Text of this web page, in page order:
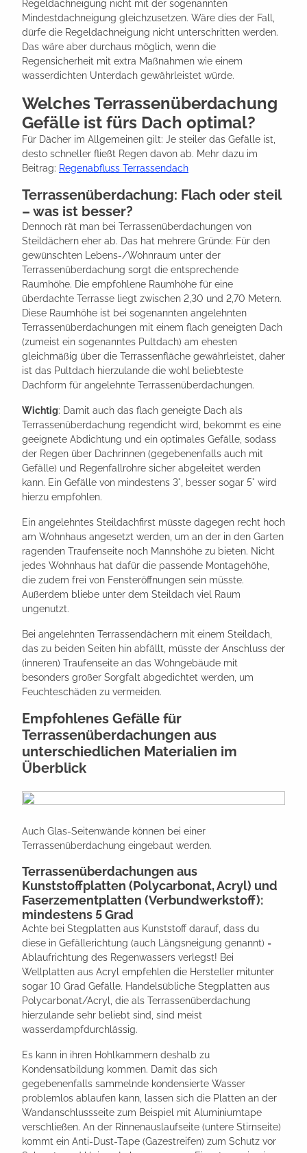
Regeldachneigung nicht mit der sogenannten
Mindestdachneigung gleichzusetzen. Wäre dies der Fall,
dürfe die Regeldachneigung nicht unterschritten werden.
Das wäre aber durchaus möglich, wenn die
Regensicherheit mit extra Maßnahmen wie einem
wasserdichten Unterdach gewährleistet würde.
Welches Terrassenüberdachung
Gefälle ist fürs Dach optimal?
Für Dächer im Allgemeinen gilt: Je steiler das Gefälle ist,
desto schneller fließt Regen davon ab. Mehr dazu im
Beitrag: Regenabfluss Terrassendach
Terrassenüberdachung: Flach oder steil
– was ist besser?
Dennoch rät man bei Terrassenüberdachungen von
Steildächern eher ab. Das hat mehrere Gründe: Für den
gewünschten Lebens-/Wohnraum unter der
Terrassenüberdachung sorgt die entsprechende
Raumhöhe. Die empfohlene Raumhöhe für eine
überdachte Terrasse liegt zwischen 2,30 und 2,70 Metern.
Diese Raumhöhe ist bei sogenannten angelehnten
Terrassenüberdachungen mit einem flach geneigten Dach
(zumeist ein sogenanntes Pultdach) am ehesten
gleichmäßig über die Terrassenfläche gewährleistet, daher
ist das Pultdach hierzulande die wohl beliebteste
Dachform für angelehnte Terrassenüberdachungen.
Wichtig: Damit auch das flach geneigte Dach als
Terrassenüberdachung regendicht wird, bekommt es eine
geeignete Abdichtung und ein optimales Gefälle, sodass
der Regen über Dachrinnen (gegebenenfalls auch mit
Gefälle) und Regenfallrohre sicher abgeleitet werden
kann. Ein Gefälle von mindestens 3°, besser sogar 5° wird
hierzu empfohlen.
Ein angelehntes Steildachfirst müsste dagegen recht hoch
am Wohnhaus angesetzt werden, um an der in den Garten
ragenden Traufenseite noch Mannshöhe zu bieten. Nicht
jedes Wohnhaus hat dafür die passende Montagehöhe,
die zudem frei von Fensteröffnungen sein müsste.
Außerdem bliebe unter dem Steildach viel Raum
ungenutzt.
Bei angelehnten Terrassendächern mit einem Steildach,
das zu beiden Seiten hin abfällt, müsste der Anschluss der
(inneren) Traufenseite an das Wohngebäude mit
besonders großer Sorgfalt abgedichtet werden, um
Feuchteschäden zu vermeiden.
Empfohlenes Gefälle für
Terrassenüberdachungen aus
unterschiedlichen Materialien im
Überblick
Auch Glas-Seitenwände können bei einer
Terrassenüberdachung eingebaut werden.
Terrassenüberdachungen aus
Kunststoffplatten (Polycarbonat, Acryl) und
Faserzementplatten (Verbundwerkstoff):
mindestens 5 Grad
Achte bei Stegplatten aus Kunststoff darauf, dass du
diese in Gefällerichtung (auch Längsneigung genannt) =
Ablaufrichtung des Regenwassers verlegst! Bei
Wellplatten aus Acryl empfehlen die Hersteller mitunter
sogar 10 Grad Gefälle. Handelsübliche Stegplatten aus
Polycarbonat/Acryl, die als Terrassenüberdachung
hierzulande sehr beliebt sind, sind meist
wasserdampfdurchlässig.
Es kann in ihren Hohlkammern deshalb zu
Kondensatbildung kommen. Damit das sich
gegebenenfalls sammelnde kondensierte Wasser
problemlos ablaufen kann, lassen sich die Platten an der
Wandanschlussseite zum Beispiel mit Aluminiumtape
verschließen. An der Rinnenauslaufseite (untere Stirnseite)
kommt ein Anti-Dust-Tape (Gazestreifen) zum Schutz vor